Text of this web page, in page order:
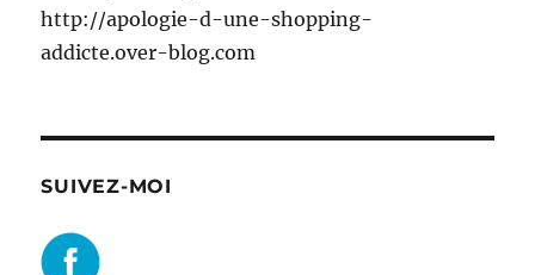
http://apologie-d-une-shopping-
addicte.over-blog.com
SUIVEZ-MOI